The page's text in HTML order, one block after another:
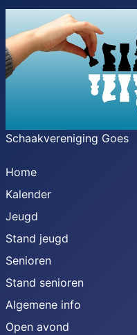
Schaakvereniging Goes
Home
Kalender
Jeugd
Stand jeugd
Senioren
Stand senioren
Algemene info
Open avond